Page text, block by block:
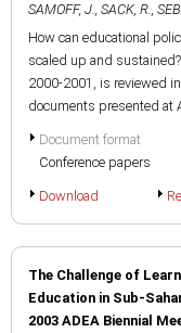
SAMOFF, J., SACK, R.,
How can educational
scaled up and
2000-2001, is reviewed
documents presented at
Document format
Conference papers
Download
The Challenge of
Education in Sub-
2003 ADEA Biennial